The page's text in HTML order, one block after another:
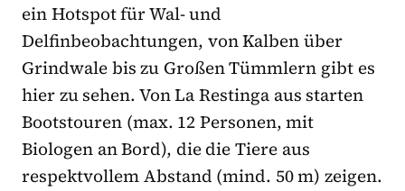
ein Hotspot für Wal- und
Delfinbeobachtungen, von Kalben über
Grindwale bis zu Großen Tümmlern gibt es
hier zu sehen. Von La Restinga aus starten
Bootstouren (max. 12 Personen, mit
Biologen an Bord), die die Tiere aus
respektvollem Abstand (mind. 50 m) zeigen.